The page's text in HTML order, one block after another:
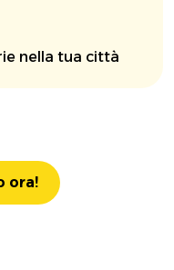
nella tua città
ora!